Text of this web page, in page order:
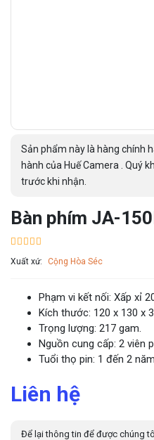
Sản phẩm này là hàng chính
hành của Huế Camera . Quý
trước khi nhận.
Bàn phím JA-
Xuất xứ: Cộng Hòa Séc
Phạm vi kết nối: Xấp xỉ
Kích thước: 120 x 130 x
Trọng lượng: 217 gam.
Nguồn cung cấp: 2 viên
Tuổi thọ pin: 1 đến 2
Liên hệ
Để lại thông tin để được chúng